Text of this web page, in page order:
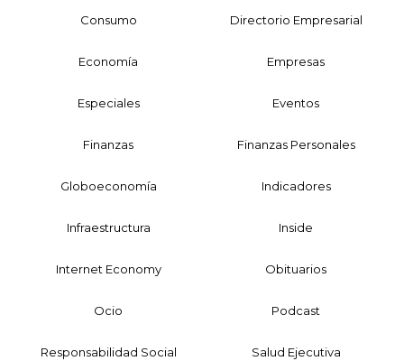
Consumo Directorio Empresarial
Economía Empresas
Especiales Eventos
Finanzas Finanzas Personales
Globoeconomía Indicadores
Infraestructura Inside
Internet Economy Obituarios
Ocio Podcast
Responsabilidad Social Salud Ejecutiva